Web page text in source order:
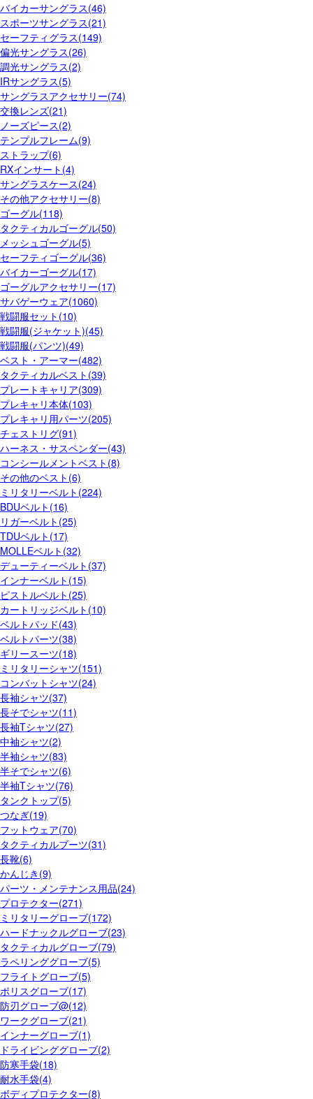
バイカーサングラス(46)
スポーツサングラス(21)
セーフティグラス(149)
偏光サングラス(26)
調光サングラス(2)
IRサングラス(5)
サングラスアクセサリー(74)
交換レンズ(21)
ノーズピース(2)
テンプルフレーム(9)
ストラップ(6)
RXインサート(4)
サングラスケース(24)
その他アクセサリー(8)
ゴーグル(118)
タクティカルゴーグル(50)
メッシュゴーグル(5)
セーフティゴーグル(36)
バイカーゴーグル(17)
ゴーグルアクセサリー(17)
サバゲーウェア(1060)
戦闘服セット(10)
戦闘服(ジャケット)(45)
戦闘服(パンツ)(49)
ベスト・アーマー(482)
タクティカルベスト(39)
プレートキャリア(309)
プレキャリ本体(103)
プレキャリ用パーツ(205)
チェストリグ(91)
ハーネス・サスペンダー(43)
コンシールメントベスト(8)
その他のベスト(6)
ミリタリーベルト(224)
BDUベルト(16)
リガーベルト(25)
TDUベルト(17)
MOLLEベルト(32)
デューティーベルト(37)
インナーベルト(15)
ピストルベルト(25)
カートリッジベルト(10)
ベルトパッド(43)
ベルトパーツ(38)
ギリースーツ(18)
ミリタリーシャツ(151)
コンバットシャツ(24)
長袖シャツ(37)
長そでシャツ(11)
長袖Tシャツ(27)
中袖シャツ(2)
半袖シャツ(83)
半そでシャツ(6)
半袖Tシャツ(76)
タンクトップ(5)
つなぎ(19)
フットウェア(70)
タクティカルブーツ(31)
長靴(6)
かんじき(9)
パーツ・メンテナンス用品(24)
プロテクター(271)
ミリタリーグローブ(172)
ハードナックルグローブ(23)
タクティカルグローブ(79)
ラペリンググローブ(5)
フライトグローブ(5)
ポリスグローブ(17)
防刃グローブ@(12)
ワークグローブ(21)
インナーグローブ(1)
ドライビンググローブ(2)
防寒手袋(18)
耐水手袋(4)
ボディプロテクター(8)